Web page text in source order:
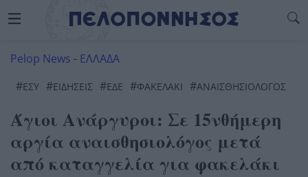
Pelop News - ΕΛΛΑΔΑ
#ΕΣΥ #ΕΙΔΗΣΕΙΣ #ΕΔΕ #ΦΑΚΕΛΆΚΙ #ΑΝΑΙΣΘΗΣΙΟΛΌΓΟΣ
Άγιοι Ανάργυροι: Σε 15νθήμερη
αργία αναισθησιολόγος μετά
από καταγγελία για φακελάκι